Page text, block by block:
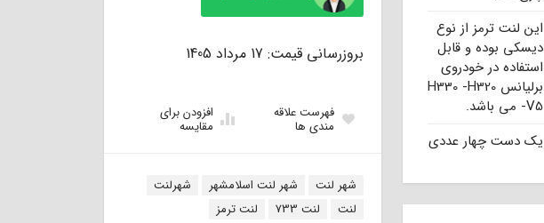
این لنت ترمز از نوع
دیسکی بوده و قابل
استفاده در خودروی
برلیانس H330 -H320
-V5 می باشد.
یک دست چهار عددی
بروزرسانی قیمت: 17 مرداد 1405
فهرست علاقه
مندی ها
افزودن برای
مقایسه
برچسب:
شهر لنت شهر لنت اسلامشهر
شهرلنت
لنت
لنت 733
لنت ترمز